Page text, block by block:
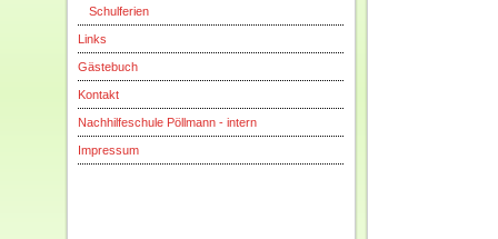
Schulferien
Links
Gästebuch
Kontakt
Nachhilfeschule Pöllmann - intern
Impressum